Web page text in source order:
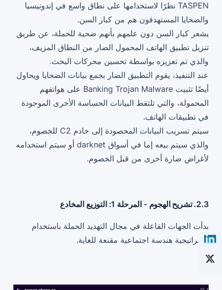
TASPEN نظرًا لاستخدامها على نطاق واسع في إندونيسيا
والضحايا المستهدفون هم من كبار السن.
يشعر كبار السن دون علمهم بأنهم ضحية للحملة، عن طريق
تنزيل تطبيق الهاتف المحمول الضار من النطاق المزيف،
والذي تم تعزيزه بواسطة تحسين محركات البحث.
عند التنفيذ، يقوم التطبيق الضار بجمع بيانات الضحايا ويحاول
أيضًا تثبيت Banking Trojan Malware على هواتفهم
المحمولة، والتي تلتقط البيانات الحساسة الأخرى الموجودة
في تطبيقات الهاتف.
سيتم تسريب البيانات المحصودة إلى خادم C2 للخصوم،
والذي سيتم بيعه إما في أسواق darknet أو سيتم استخدامه
لأغراض ضارة أخرى من قبل الخصوم.
2.3. تشريح الهجوم - المرحلة 1: التوزيع المخادع
بدأت الجهات الفاعلة في مجال التهديد الحملة باستخدام
استراتيجية هندسة اجتماعية مقنعة للغاية.